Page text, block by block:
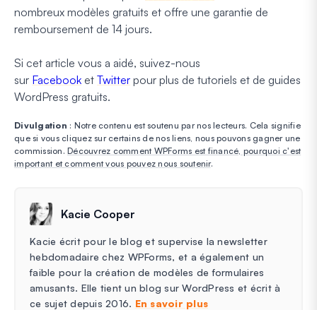
nombreux modèles gratuits et offre une garantie de
remboursement de 14 jours.
Si cet article vous a aidé, suivez-nous
sur Facebook et Twitter pour plus de tutoriels et de guides
WordPress gratuits.
Divulgation : Notre contenu est soutenu par nos lecteurs. Cela signifie
que si vous cliquez sur certains de nos liens, nous pouvons gagner une
commission. Découvrez comment WPForms est financé, pourquoi c'est
important et comment vous pouvez nous soutenir.
Kacie Cooper
Kacie écrit pour le blog et supervise la newsletter
hebdomadaire chez WPForms, et a également un
faible pour la création de modèles de formulaires
amusants. Elle tient un blog sur WordPress et écrit à
ce sujet depuis 2016. En savoir plus